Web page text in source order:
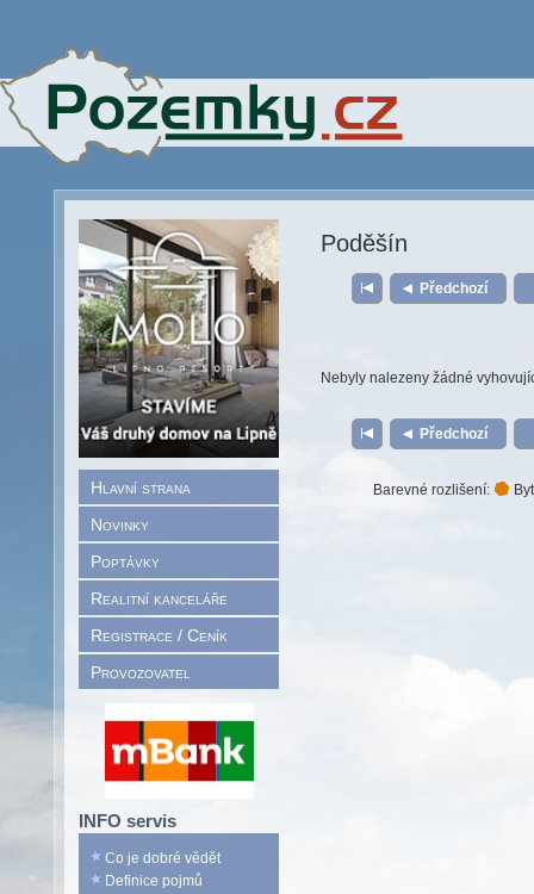
Hlavní strana
Novinky
Poptávky
Realitní kanceláře
Registrace / Ceník
Provozovatel
INFO servis
Co je dobré vědět
Definice pojmů
Poděšín
Předchozí
Nebyly nalezeny žádné
Předchozí
Barevné rozlišení: